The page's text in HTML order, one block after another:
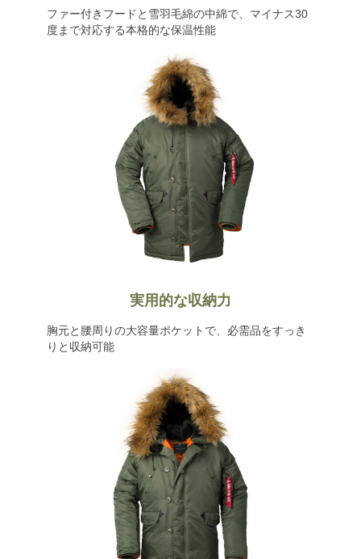
ファー付きフードと雪羽毛綿の中綿で、マイナス30
度まで対応する本格的な保温性能
実用的な収納力
胸元と腰周りの大容量ポケットで、必需品をすっき
りと収納可能